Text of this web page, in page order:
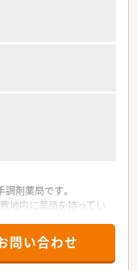
剤薬局です。
地内に薬局を持ってい
住いの患者様に高度な医
ており、且つ処方箋の応
問い合わせ